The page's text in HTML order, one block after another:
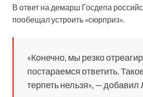
В ответ на демарш Госдепа
пообещал устроить «сюрприз».
«Конечно, мы резко
постараемся ответить.
терпеть нельзя», — добавил